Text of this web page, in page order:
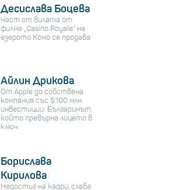
Десислава Боцева
Част от вилата от
филма „Casino Royale“ на
езерото Комо се продава
Айлин Дрикова
От Apple до собствена
компания със $100 млн.
инвестиции: Българинът,
който превърна лицето в
ключ
Борислава
Кирилова
Недостиг на кадри, слаба